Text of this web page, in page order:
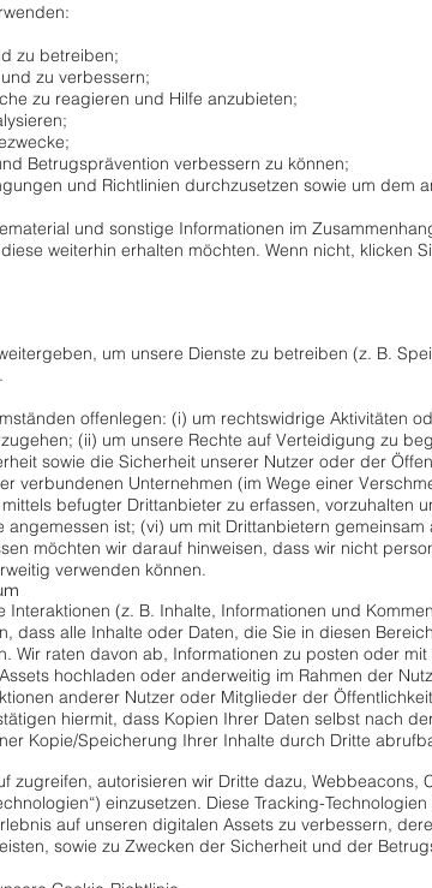
zu betreiben;
zu verbessern;
zu reagieren und Hilfe anzubieten;
Betrugsprävention verbessern zu können;
und Richtlinien durchzusetzen sowie um dem
und sonstige Informationen im
weiterhin erhalten möchten. Wenn nicht, klicken
um unsere Dienste zu betreiben (z. B.
offenlegen: (i) um rechtswidrige Aktivitäten
(ii) um unsere Rechte auf Verteidigung zu
sowie die Sicherheit unserer Nutzer oder der
verbundenen Unternehmen (im Wege einer
befugter Drittanbieter zu erfassen, vorzuhalten
ist; (vi) um mit Drittanbietern
möchten wir darauf hinweisen, dass wir nicht
verwenden können.
Interaktionen (z. B. Inhalte, Informationen und
dass alle Inhalte oder Daten, die Sie in diesen
Wir raten davon ab, Informationen zu posten oder
hochladen oder anderweitig im Rahmen der
anderer Nutzer oder Mitglieder der
hiermit, dass Kopien Ihrer Daten selbst nach
Kopie/Speicherung Ihrer Inhalte durch Dritte
zugreifen, autorisieren wir Dritte dazu, Webbeacons,
einzusetzen. Diese Tracking-
auf unseren digitalen Assets zu verbessern,
sowie zu Zwecken der Sicherheit und der